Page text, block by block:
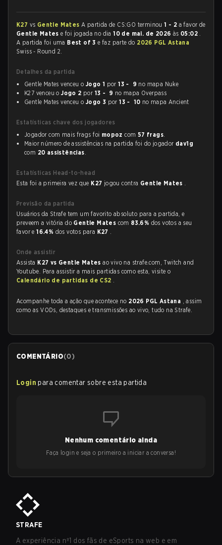
K27 vs Gentle MatesA partida de CS:GO terminou1 - 2 a favor de
Gentle Matese foi jogada no dia10 de mai. de 2026 às 05:02 .
A partida foi uma Best of 3e faz parte do 2026 PGL Astana
Swiss - Round 2.
Detalhes da partida
Gentle Mates venceu o Jogo 1 por13 - 9 no mapa Nuke
K27 venceu oJogo 2 por 13 - 9 no mapa Overpass
Gentle Mates venceu o Jogo 3 por13 - 10 no mapa Ancient
Estatísticas chave dos jogadores
Jogador com mais frags foi mopoz com 57 frags.
Maior número de assistências na partida foi do jogador dav1g
com 20 assistências.
Estatísticas Head-to-head
Esta foi a primeira vez que K27 jogou contra Gentle Mates .
Previsão da partida
Usuários da Strafe tem um favorito absoluto para a partida, e
preveem a vitória do Gentle Mates com 83.6% dos votos a seu
favor e16.4% dos votos para K27 .
Onde assistir
Assista K27 vs Gentle Matesao vivo na strafe.com, Twitch and
Youtube. Para assistir a mais partidas como esta, visite o
Calendário de partidas de CS2 .
Acompanhe toda a ação que acontece no 2026 PGL Astana , assim
como as VODs, destaques e transmissões ao vivo, tudo na Strafe.
COMENTÁRIO(0)
Login para comentar sobre esta partida
Nenhum comentário ainda
Faça login e seja o primeiro a iniciar a conversa!
STRAFE
A experiência nº1 dos fãs de eSports na web e em